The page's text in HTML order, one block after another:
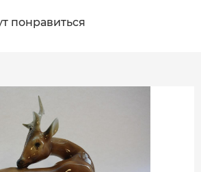
понравиться